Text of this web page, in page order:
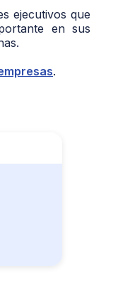
ejecutivos que
en sus
.